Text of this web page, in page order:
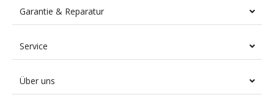
Garantie & Reparatur
Service
Über uns